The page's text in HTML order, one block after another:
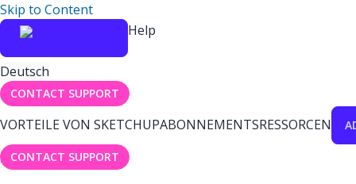
Skip to Content
Help
Deutsch
CONTACT SUPPORT
VORTEILE VON SKETCHUPABONNEMENTSRESSORCEN
CONTACT SUPPORT